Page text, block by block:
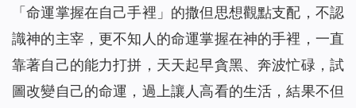
「命運掌握在自己手裡」的撒但思想觀點支配，不認
識神的主宰，更不知人的命運掌握在神的手裡，一直
靠著自己的能力打拼，天天起早貪黑、奔波忙碌，試
圖改變自己的命運，過上讓人高看的生活，結果不但